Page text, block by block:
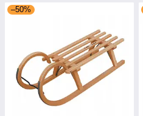
–50%